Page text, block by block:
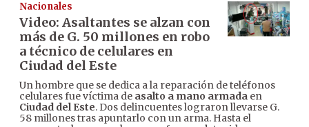
Nacionales
Video: Asaltantes se alzan con
más de G. 50 millones en robo
a técnico de celulares en
Ciudad del Este
Un hombre que se dedica a la reparación de teléfonos
celulares fue víctima de asalto a mano armada en
Ciudad del Este. Dos delincuentes lograron llevarse G.
58 millones tras apuntarlo con un arma. Hasta el